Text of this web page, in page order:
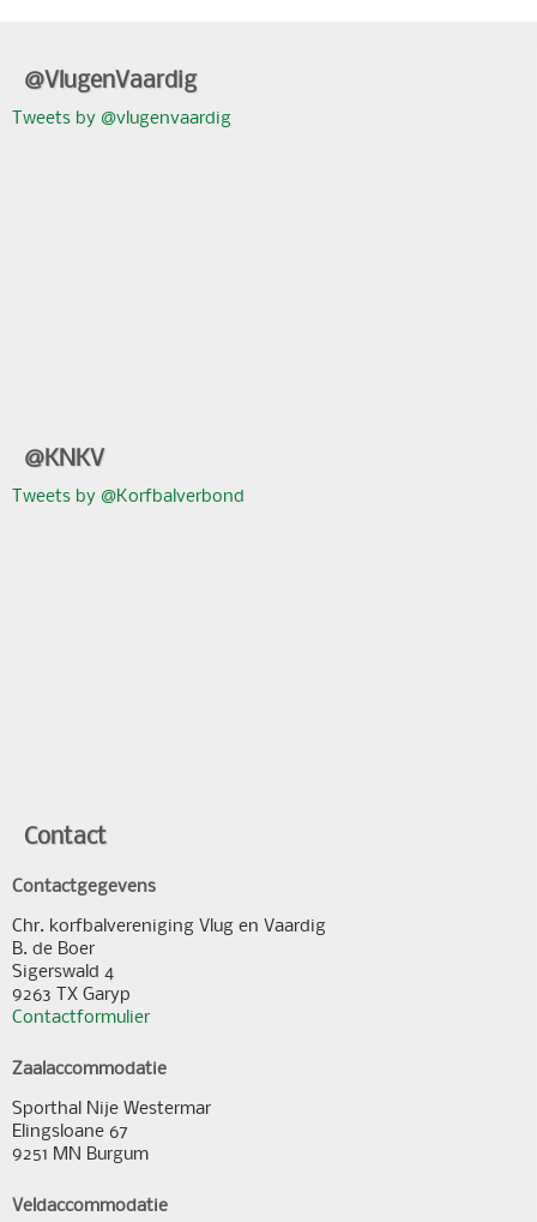
@VlugenVaardig
Tweets by @vlugenvaardig
@KNKV
Tweets by @Korfbalverbond
Contact
Contactgegevens
Chr. korfbalvereniging Vlug en Vaardig
B. de Boer
Sigerswald 4
9263 TX Garyp
Contactformulier
Zaalaccommodatie
Sporthal Nije Westermar
Elingsloane 67
9251 MN Burgum
Veldaccommodatie